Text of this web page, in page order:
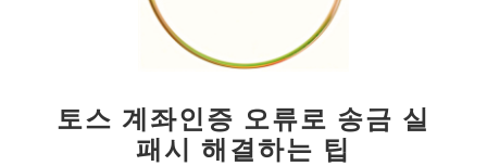
토스 계좌인증 오류로 송금 실
패시 해결하는 팁